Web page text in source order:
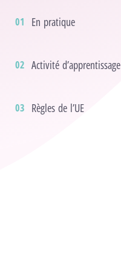
En pratique
Activité d’apprentissage
Règles de l’UE